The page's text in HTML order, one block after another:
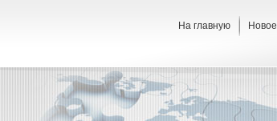
На главную Новое